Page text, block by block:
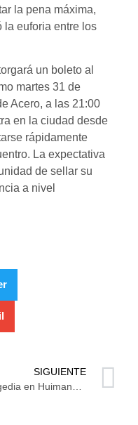
la pena máxima,
la euforia entre los
un boleto al
martes 31 de
Acero, a las 21:00
en la ciudad desde
rápidamente
La expectativa
de sellar su
a nivel
SIGUIENTE